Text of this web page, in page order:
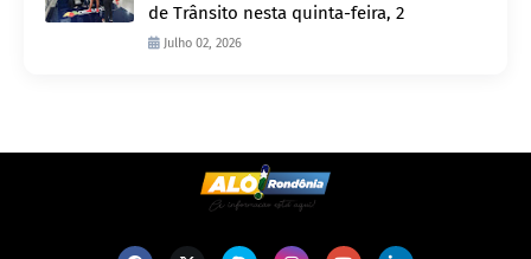
de Trânsito nesta quinta-feira, 2
Julho 02, 2026